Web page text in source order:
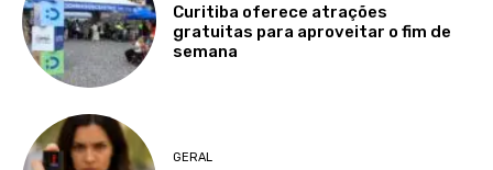
Curitiba oferece atrações
gratuitas para aproveitar o fim de
semana
GERAL